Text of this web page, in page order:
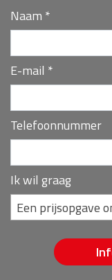
Naam *
E-mail *
Telefoonnummer
Ik wil graag
Een prijsopgave